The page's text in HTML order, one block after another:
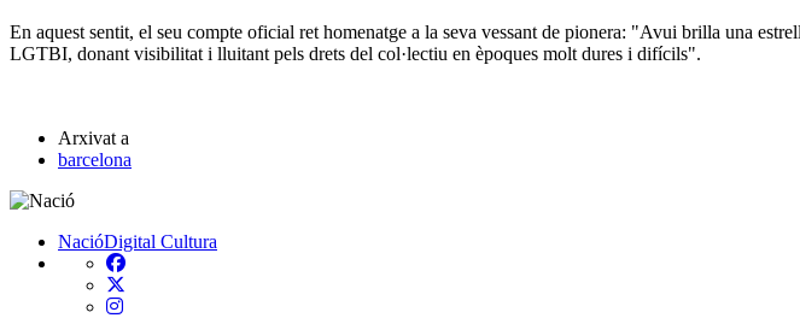
En aquest sentit, el seu compte oficial ret homenatge a la seva vessant de pionera: "Avui brilla una
LGTBI, donant visibilitat i lluitant pels drets del col·lectiu en èpoques molt dures i difícils".
Arxivat a
barcelona
NacióDigital Cultura